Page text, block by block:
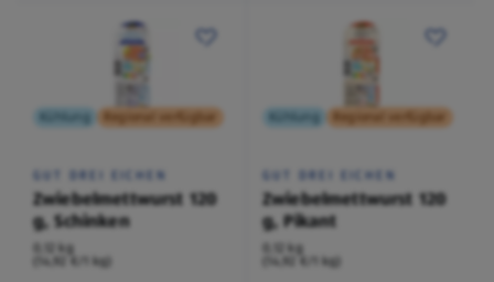
Kühlung Regional verfügbar
GUT DREI EICHEN
Zwiebelmettwurst 120
g, Schinken
0,12 kg
(14,92 €/1 kg)
Kühlung Regional verfügbar
GUT DREI EICHEN
Zwiebelmettwurst 120
g, Pikant
0,12 kg
(14,92 €/1 kg)